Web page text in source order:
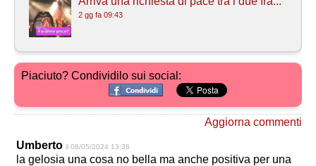
2 gg fa 09:43
Piaciuto? Condividilo sui social:
Aggiorna commenti
Umberto il 08/05/2024 13:36
la gelosia una cosa no bella ma anche positiva per una